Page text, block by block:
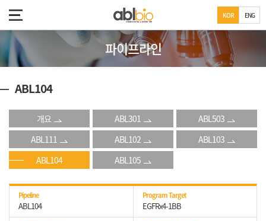
KOR ENG
파이프라인
ABL104
개요 ABL301
ABL503
ABL111
ABL102
ABL103
ABL104
ABL105
Pipeline
ABL104
Program Target
EGFRx4-1BB